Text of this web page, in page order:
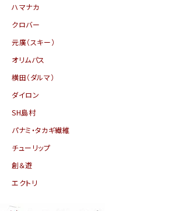
ハマナカ
クロバー
元廣（スキー）
オリムパス
横田（ダルマ）
ダイロン
SH島村
パナミ・タカギ繊維
チューリップ
創＆遊
エクトリ